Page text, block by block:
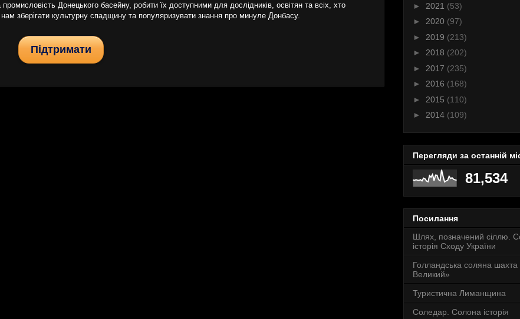
промисловість Донецького басейну, робити їх доступними для дослідників, освітян та всіх, хто
нам зберігати культурну спадщину та популяризувати знання про минуле Донбасу.
Підтримати
► 2021 (53)
► 2020 (97)
► 2019 (213)
► 2018 (202)
► 2017 (235)
► 2016 (168)
► 2015 (110)
► 2014 (109)
Перегляди за останній
81,534
Посилання
Шлях, позначений сіллю.
історія Сходу України
Голландська соляна
Великий»
Туристична Лиманщина
Соледар. Солона історія